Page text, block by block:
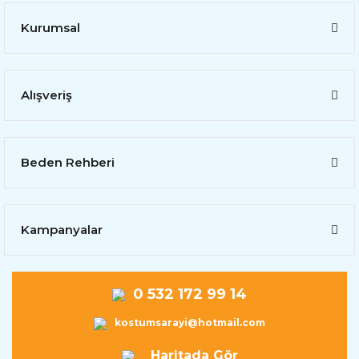
Kurumsal
Alışveriş
Beden Rehberi
Kampanyalar
0 532 172 99 14
kostumsarayi@hotmail.com
Haritada Gör